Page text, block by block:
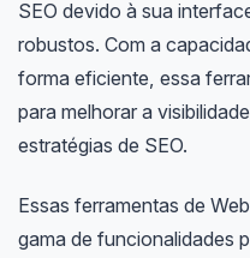
SEO devido à sua
robustos. Com a
forma eficiente, essa
para melhorar a
estratégias de SEO.
Essas ferramentas de
gama de funcionalidades